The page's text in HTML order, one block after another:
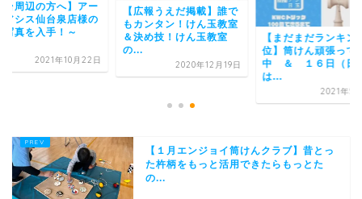
台周辺の方へ】アー
アシス仙台泉店様の
写真を入手！～
2021年10月22日
【広報うえだ掲載】誰で
もカンタン！けん玉教室
＆決め技！けん玉教室
の...
2020年12月19日
【まだまだランキン
位】筒けん頑張って
中 ＆ １６日（日
は...
2021年5
【１月エンジョイ筒けんクラブ】昔とっ
た杵柄をもっと活用できたらもっとた
の...